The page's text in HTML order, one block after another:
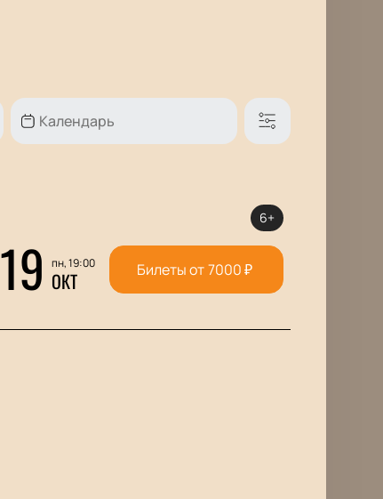
19 пн, 19:00
ОКТ
6+
Билеты от 7000₽